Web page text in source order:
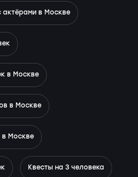
в Москве
в Москве
в Москве
в Москве
Квесты на 3 человека